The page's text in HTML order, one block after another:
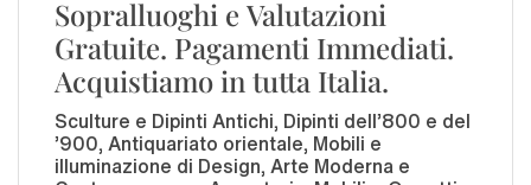
Sopralluoghi e Valutazioni
Gratuite. Pagamenti Immediati.
Acquistiamo in tutta Italia.
Sculture e Dipinti Antichi, Dipinti dell'800 e del
'900, Antiquariato orientale, Mobili e
illuminazione di Design, Arte Moderna e